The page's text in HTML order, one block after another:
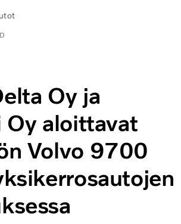
Oy ja
aloittavat
Volvo 9700